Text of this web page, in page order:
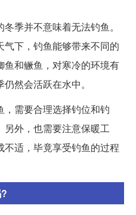
季并不意味着无法钓鱼。
下，钓鱼能够带来不同的
鱼和鳜鱼，对寒冷的环境有
然会活跃在水中。
需要合理选择钓位和钓
另外，也需要注意保暖工
适，毕竟享受钓鱼的过程